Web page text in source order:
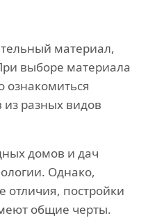
материал,
выборе материала
ознакомиться
из разных видов
домов и дач
Однако,
отличия, постройки
общие черты.